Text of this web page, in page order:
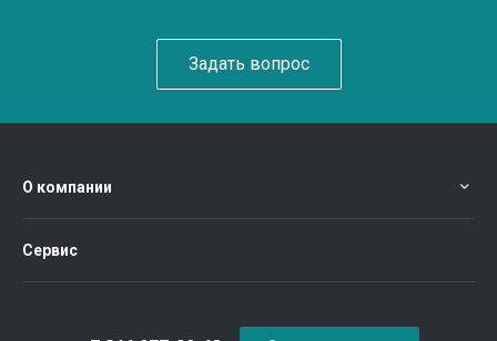
Задать вопрос
О компании
Сервис